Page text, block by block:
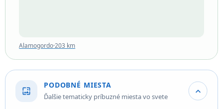
Alamogordo·203 km
wallpaper
PODOBNÉ MIESTA
Ďalšie tematicky príbuzné miesta vo svete expand_more